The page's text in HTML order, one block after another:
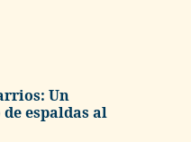
Un
espaldas al